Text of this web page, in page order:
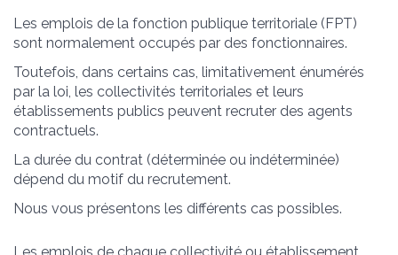
Les emplois de la fonction publique territoriale (FPT)
sont normalement occupés par des fonctionnaires.
Toutefois, dans certains cas, limitativement énumérés
par la loi, les collectivités territoriales et leurs
établissements publics peuvent recruter des agents
contractuels.
La durée du contrat (déterminée ou indéterminée)
dépend du motif du recrutement.
Nous vous présentons les différents cas possibles.